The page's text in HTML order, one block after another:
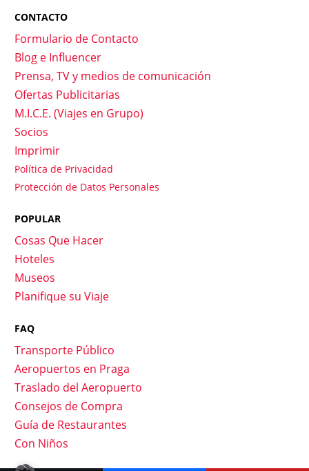
CONTACTO
Formulario de Contacto
Blog e Influencer
Prensa, TV y medios de comunicación
Ofertas Publicitarias
M.I.C.E. (Viajes en Grupo)
Socios
Imprimir
Política de Privacidad
Protección de Datos Personales
POPULAR
Cosas Que Hacer
Hoteles
Museos
Planifique su Viaje
FAQ
Transporte Público
Aeropuertos en Praga
Traslado del Aeropuerto
Consejos de Compra
Guía de Restaurantes
Con Niños